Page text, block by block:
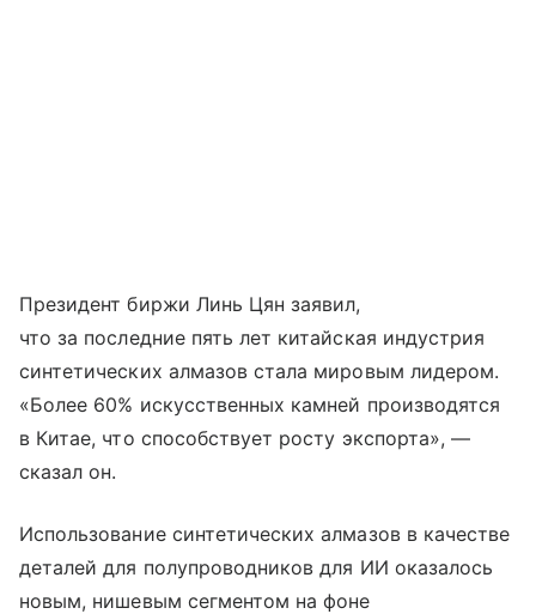
Президент биржи Линь Цян заявил,
что за последние пять лет китайская индустрия
синтетических алмазов стала мировым лидером.
«Более 60% искусственных камней производятся
в Китае, что способствует росту экспорта», —
сказал он.
Использование синтетических алмазов в качестве
деталей для полупроводников для ИИ оказалось
новым, нишевым сегментом на фоне